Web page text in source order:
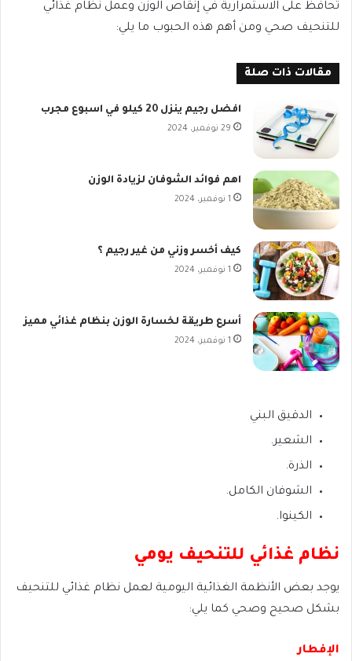
تحافظ على الاستمرارية في إنقاص الوزن وعمل نظام غذائي
للتنحيف صحي ومن أهم هذه الحبوب ما يلي:
مقالات ذات صلة
افضل رجيم ينزل 20 كيلو في اسبوع مجرب
29 نوفمبر، 2024
اهم فوائد الشوفان لزيادة الوزن
1 نوفمبر، 2024
كيف أخسر وزني من غير رجيم ؟
1 نوفمبر، 2024
أسرع طريقة لخسارة الوزن بنظام غذائي مميز
1 نوفمبر، 2024
الدقيق البني
الشعير.
الذرة.
الشوفان الكامل.
الكينوا.
نظام غذائي للتنحيف يومي
يوجد بعض الأنظمة الغذائية اليومية لعمل نظام غذائي للتنحيف
بشكل صحيح وصحي كما يلي:
الإفطار